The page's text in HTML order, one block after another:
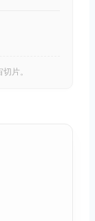
片。